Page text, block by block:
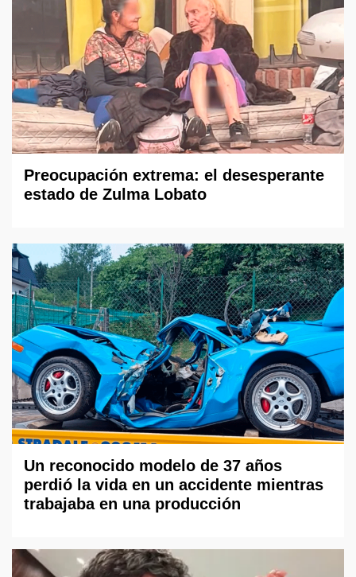
Preocupación extrema: el desesperante
estado de Zulma Lobato
Un reconocido modelo de 37 años
perdió la vida en un accidente mientras
trabajaba en una producción